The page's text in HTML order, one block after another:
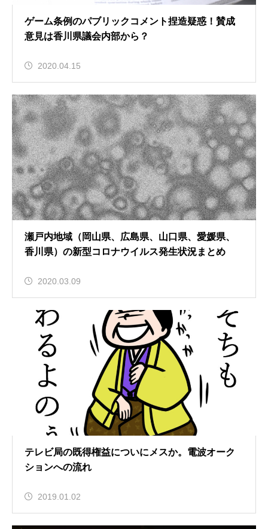
ゲーム条例のパブリックコメント捏造疑惑！賛成
意見は香川県議会内部から？
2020.04.15
瀬戸内地域（岡山県、広島県、山口県、愛媛県、
香川県）の新型コロナウイルス発生状況まとめ
2020.03.09
テレビ局の既得権益についにメスか。電波オーク
ションへの流れ
2019.01.02